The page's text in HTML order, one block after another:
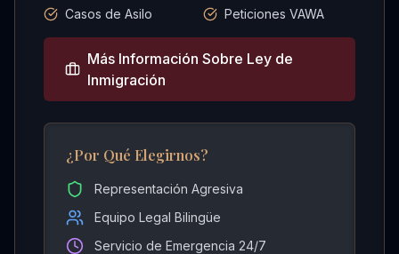
Casos de Asilo Peticiones VAWA
Más Información Sobre Ley de
Inmigración
¿Por Qué Elegirnos?
Representación Agresiva
Equipo Legal Bilingüe
Servicio de Emergencia 24/7